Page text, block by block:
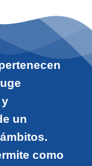
y
un
como